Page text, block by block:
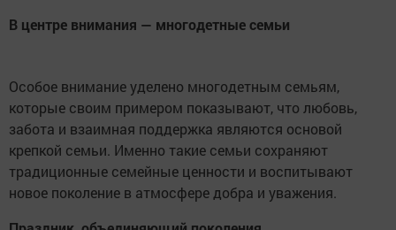
В центре внимания — многодетные семьи
Особое внимание уделено многодетным семьям,
которые своим примером показывают, что любовь,
забота и взаимная поддержка являются основой
крепкой семьи. Именно такие семьи сохраняют
традиционные семейные ценности и воспитывают
новое поколение в атмосфере добра и уважения.